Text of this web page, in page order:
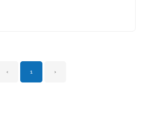
‹ 1 ›